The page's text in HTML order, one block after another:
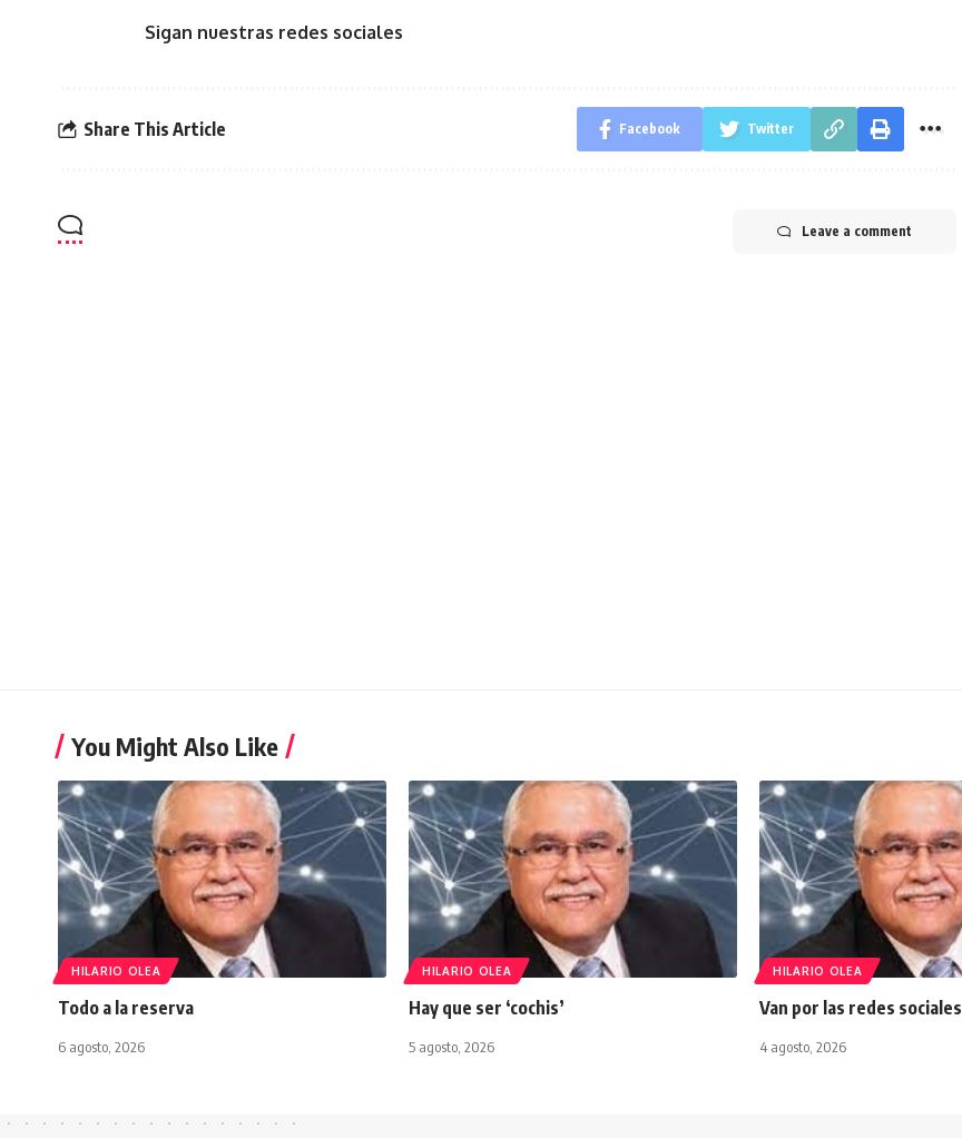
Sigan nuestras redes sociales
Share This Article Facebook Twitter
Leave a comment
You Might Also Like
HILARIO OLEA
Todo a la reserva
6 agosto, 2026
HILARIO OLEA
Hay que ser ‘cochis’
5 agosto, 2026
HILARIO OLEA
Van por las redes sociales
4 agosto, 2026